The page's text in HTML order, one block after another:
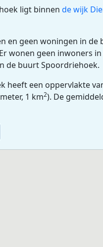
ligt binnen de wijk
en geen woningen in
wonen geen inwoners
de buurt Spoordriehoek.
heeft een oppervlakte
1 km2). De